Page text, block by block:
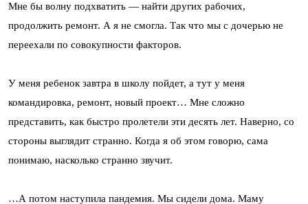
Мне бы волну подхватить — найти других рабочих,
продолжить ремонт. А я не смогла. Так что мы с дочерью не
переехали по совокупности факторов.
У меня ребенок завтра в школу пойдет, а тут у меня
командировка, ремонт, новый проект… Мне сложно
представить, как быстро пролетели эти десять лет. Наверно, со
стороны выглядит странно. Когда я об этом говорю, сама
понимаю, насколько странно звучит.
…А потом наступила пандемия. Мы сидели дома. Маму